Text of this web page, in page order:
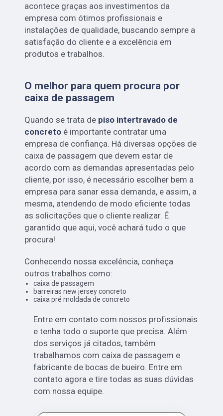
acontece graças aos investimentos da
empresa com ótimos profissionais e
instalações de qualidade, buscando sempre a
satisfação do cliente e a excelência em
produtos e trabalhos.
O melhor para quem procura por
caixa de passagem
Quando se trata de piso intertravado de
concreto é importante contratar uma
empresa de confiança. Há diversas opções de
caixa de passagem que devem estar de
acordo com as demandas apresentadas pelo
cliente, por isso, é necessário escolher bem a
empresa para sanar essa demanda, e assim, a
mesma, atendendo de modo eficiente todas
as solicitações que o cliente realizar. É
garantido que aqui, você achará tudo o que
procura!
Conhecendo nossa excelência, conheça
outros trabalhos como:
caixa de passagem
barreiras new jersey concreto
caixa pré moldada de concreto
Entre em contato com nossos profissionais
e tenha todo o suporte que precisa. Além
dos serviços já citados, também
trabalhamos com caixa de passagem e
fabricante de bocas de bueiro. Entre em
contato agora e tire todas as suas dúvidas
com nossa equipe.